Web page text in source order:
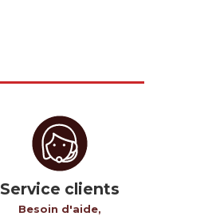
Service clients
Besoin d'aide,